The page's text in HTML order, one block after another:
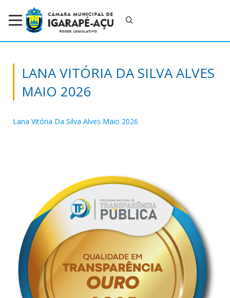
LANA VITÓRIA DA SILVA ALVES
MAIO 2026
Lana Vitória Da Silva Alves Maio 2026